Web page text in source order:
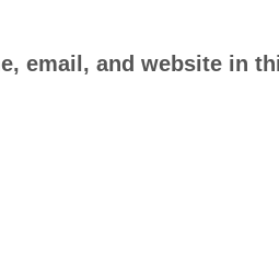
email, and website in